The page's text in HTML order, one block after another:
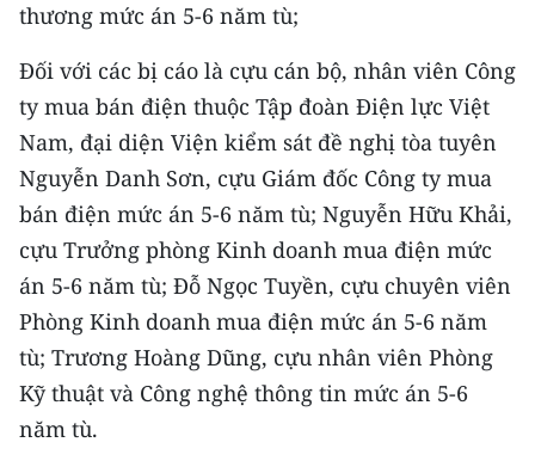
TIN ĐỊA PHƯƠNG
Trung du và miền núi phía Bắc
Đồng bằng sông Hồng
Bắc Trung Bộ
Duyên hải Nam Trung Bộ và Tây
Nguyên
Đông Nam Bộ
Đồng bằng sông Cửu Long
Chuyên trang Hà Nội
thương mức án 5-6 năm tù;
Đối với các bị cáo là cựu cán bộ, nhân viên Công
ty mua bán điện thuộc Tập đoàn Điện lực Việt
Nam, đại diện Viện kiểm sát đề nghị tòa tuyên
Nguyễn Danh Sơn, cựu Giám đốc Công ty mua
bán điện mức án 5-6 năm tù; Nguyễn Hữu Khải,
cựu Trưởng phòng Kinh doanh mua điện mức
án 5-6 năm tù; Đỗ Ngọc Tuyền, cựu chuyên viên
Phòng Kinh doanh mua điện mức án 5-6 năm
tù; Trương Hoàng Dũng, cựu nhân viên Phòng
Kỹ thuật và Công nghệ thông tin mức án 5-6
năm tù.